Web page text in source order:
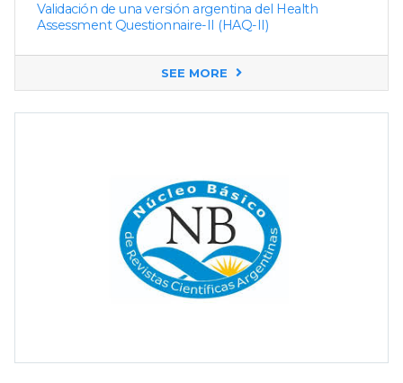
Validación de una versión argentina del Health
Assessment Questionnaire-II (HAQ-II)
SEE MORE